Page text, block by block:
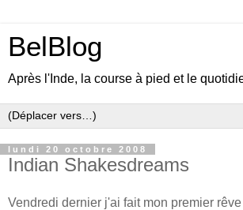
BelBlog
Après l'Inde, la course à pied et le
lundi 20 octobre 2008
Indian Shakesdreams
Vendredi dernier j'ai fait mon premier